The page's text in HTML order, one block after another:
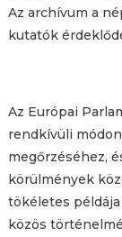
Az archívum a
kutatók
Az Európai
rendkívüli
megőrzéséhez,
körülmények
tökéletes példája
közös